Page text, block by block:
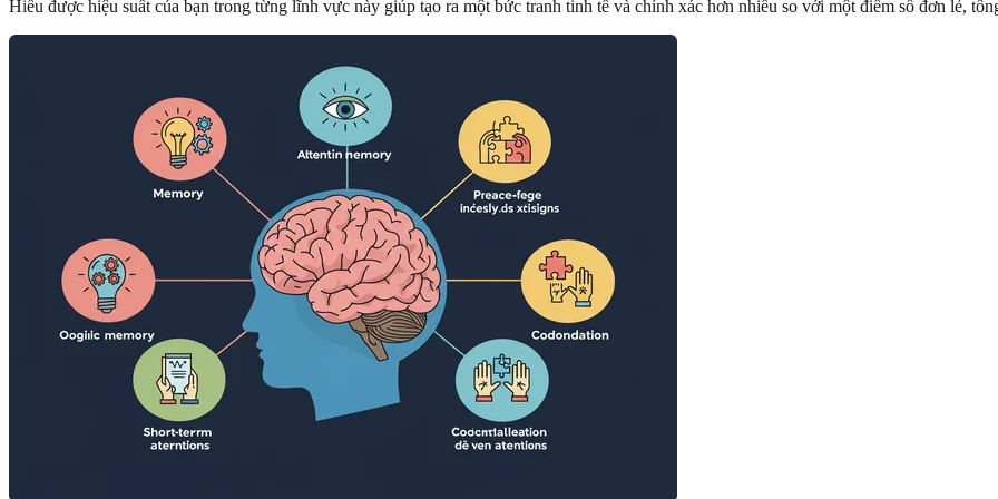
Hiểu được hiệu suất của bạn trong từng lĩnh vực này giúp tạo ra một bức tranh tinh tế và chính xác hơn nhiều so với một điểm số đơn lẻ,